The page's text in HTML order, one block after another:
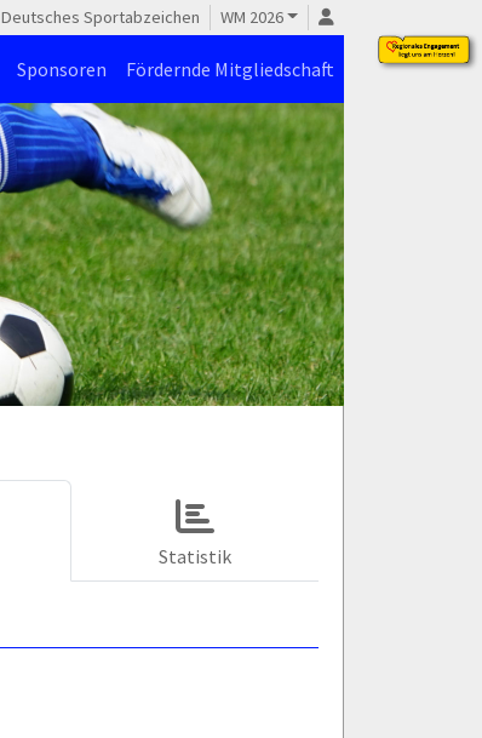
Deutsches Sportabzeichen WM 2026
Sponsoren Fördernde Mitgliedschaft
Statistik